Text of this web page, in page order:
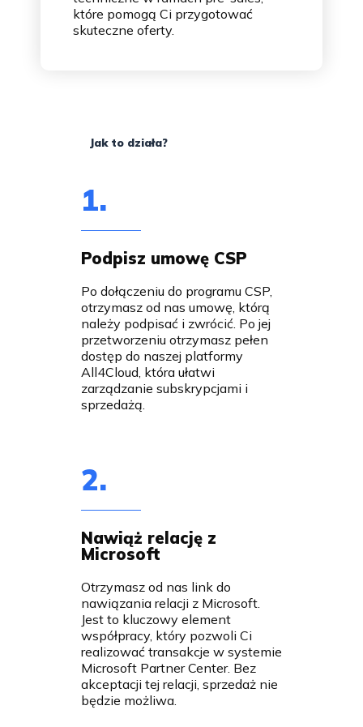
które pomogą Ci przygotować
skuteczne oferty.
Jak to działa?
1.
Podpisz umowę CSP
Po dołączeniu do programu CSP,
otrzymasz od nas umowę, którą
należy podpisać i zwrócić. Po jej
przetworzeniu otrzymasz pełen
dostęp do naszej platformy
All4Cloud, która ułatwi
zarządzanie subskrypcjami i
sprzedażą.
2.
Nawiąż relację z
Microsoft
Otrzymasz od nas link do
nawiązania relacji z Microsoft.
Jest to kluczowy element
współpracy, który pozwoli Ci
realizować transakcje w systemie
Microsoft Partner Center. Bez
akceptacji tej relacji, sprzedaż nie
będzie możliwa.